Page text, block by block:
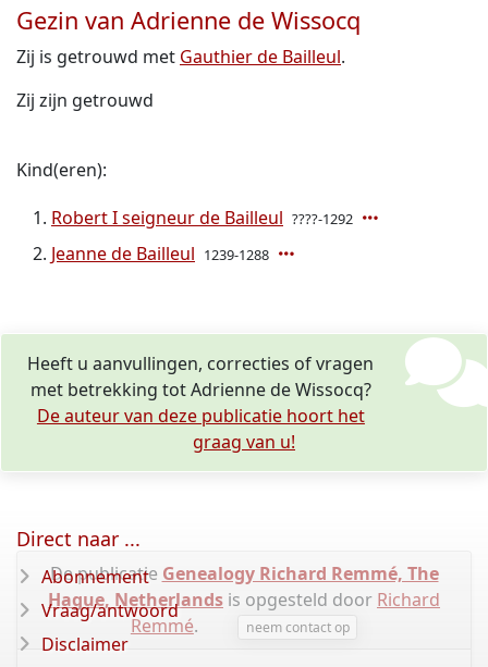
Gezin van Adrienne de Wissocq
Zij is getrouwd met Gauthier de Bailleul.
Zij zijn getrouwd
Kind(eren):
Robert I seigneur de Bailleul ????-1292
Jeanne de Bailleul 1239-1288
Heeft u aanvullingen, correcties of vragen
met betrekking tot Adrienne de Wissocq?
De auteur van deze publicatie hoort het
graag van u!
De publicatie Genealogy Richard Remmé, The
Hague, Netherlands is opgesteld door Richard
Remmé. neem contact op
Direct naar ...
Abonnement
Vraag/antwoord
Disclaimer